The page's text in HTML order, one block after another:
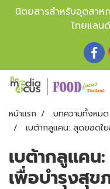
นิตยสารสำหรับอุตสาห
ไทยแลน
หน้าแรก บทความทั้งหมด
เบต้ากลูแคน: สุดยอดใย
เบต้ากลูแคน
เพื่อบำรุงสุข